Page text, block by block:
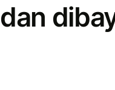
dan